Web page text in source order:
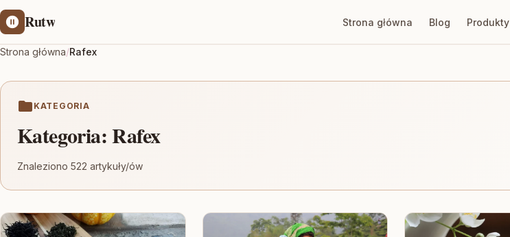
Rutw Strona główna Blog Produkty
Strona główna/Rafex
KATEGORIA
Kategoria:Rafex
Znaleziono 522 artykuły/ów